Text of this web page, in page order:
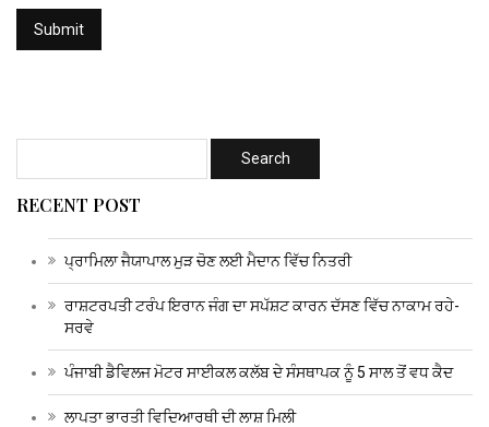
RECENT POST
ਪ੍ਰਾਮਿਲਾ ਜੈਯਾਪਾਲ ਮੁੜ ਚੋਣ ਲਈ ਮੈਦਾਨ ਵਿੱਚ ਨਿਤਰੀ
ਰਾਸ਼ਟਰਪਤੀ ਟਰੰਪ ਇਰਾਨ ਜੰਗ ਦਾ ਸਪੱਸ਼ਟ ਕਾਰਨ ਦੱਸਣ ਵਿੱਚ ਨਾਕਾਮ ਰਹੇ-
ਸਰਵੇ
ਪੰਜਾਬੀ ਡੈਵਿਲਜ ਮੋਟਰ ਸਾਈਕਲ ਕਲੱਬ ਦੇ ਸੰਸਥਾਪਕ ਨੂੰ 5 ਸਾਲ ਤੋਂ ਵਧ ਕੈਦ
ਲਾਪਤਾ ਭਾਰਤੀ ਵਿਦਿਆਰਥੀ ਦੀ ਲਾਸ਼ ਮਿਲੀ